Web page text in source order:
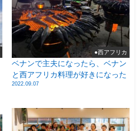
●西アフリカ
ベナンで主夫になったら、ベナン
と西アフリカ料理が好きになった
2022.09.07